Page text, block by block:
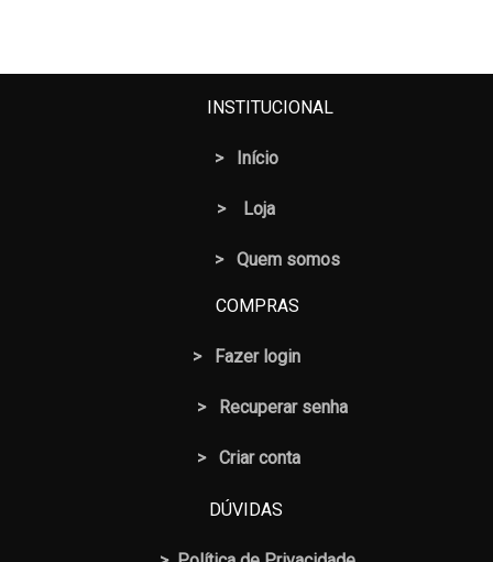
INSTITUCIONAL
> Início
> Loja
> Quem somos
COMPRAS
> Fazer login
> Recuperar senha
> Criar conta
DÚVIDAS